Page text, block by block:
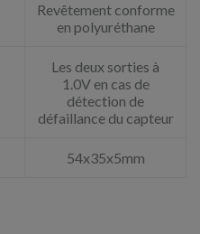
Revêtement conforme
en polyuréthane
Les deux sorties à
1.0V en cas de
détection de
défaillance du capteur
54x35x5mm